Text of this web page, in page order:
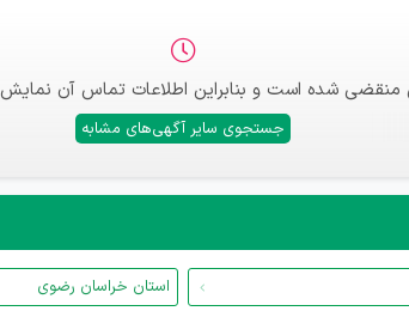
منقضی شده است و بنابراین اطلاعات تماس آن
جستجوی سایر آگهی‌های مشابه
استان خراسان رضوی